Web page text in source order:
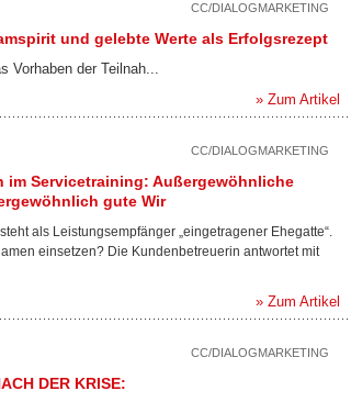
CC/DIALOGMARKETING
und gelebte Werte als Erfolgsrezept
Vorhaben der Teilnah...
» Zum Artikel
CC/DIALOGMARKETING
im Servicetraining: Außergewöhnliche
gute Wir
als Leistungsempfänger „eingetragener Ehegatte“.
einsetzen? Die Kundenbetreuerin antwortet mit
» Zum Artikel
CC/DIALOGMARKETING
DER KRISE: